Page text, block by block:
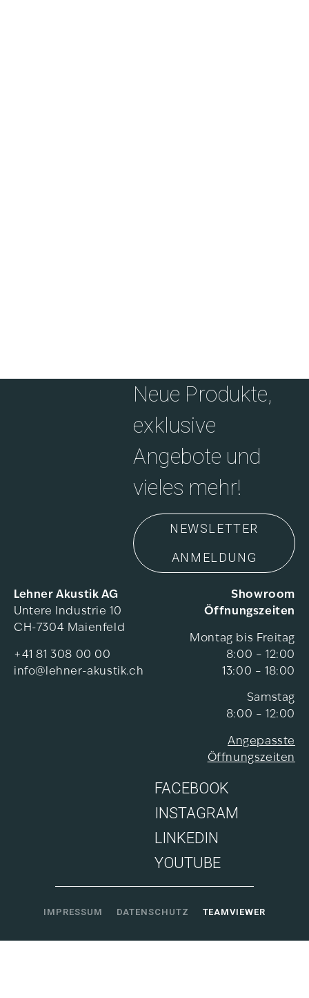
Neue Produkte,
exklusive
Angebote und
vieles mehr!
NEWSLETTER
ANMELDUNG
Lehner Akustik AG
Untere Industrie 10
CH-7304 Maienfeld
+41 81 308 00 00
info@lehner-akustik.ch
Showroom
Öffnungszeiten
Montag bis Freitag
8:00 – 12:00
13:00 – 18:00
Samstag
8:00 – 12:00
Angepasste
Öffnungszeiten
FACEBOOK
INSTAGRAM
LINKEDIN
YOUTUBE
IMPRESSUM DATENSCHUTZ TEAMVIEWER